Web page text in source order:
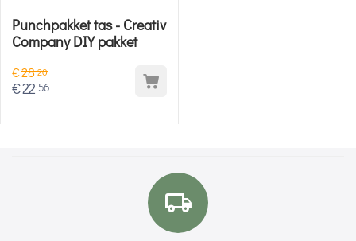
Punchpakket tas - Creativ
Company DIY pakket
€2820
€22 56